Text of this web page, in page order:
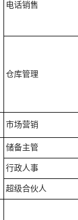
电话销售
仓库管理
市场营销
储备主管
行政人事
超级合伙人